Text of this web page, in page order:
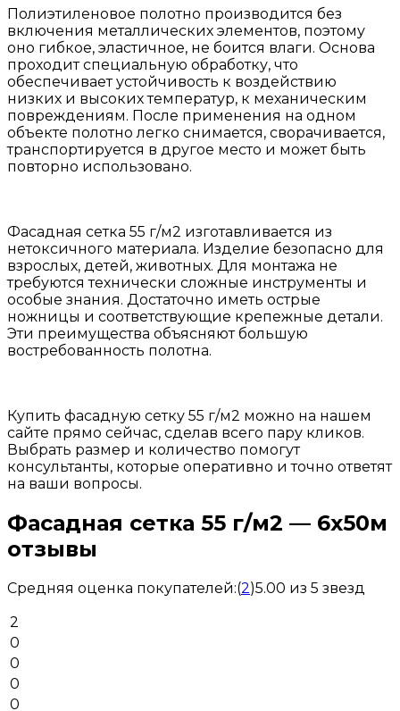
Полиэтиленовое полотно производится без
включения металлических элементов, поэтому
оно гибкое, эластичное, не боится влаги. Основа
проходит специальную обработку, что
обеспечивает устойчивость к воздействию
низких и высоких температур, к механическим
повреждениям. После применения на одном
объекте полотно легко снимается, сворачивается,
транспортируется в другое место и может быть
повторно использовано.
Фасадная сетка 55 г/м2 изготавливается из
нетоксичного материала. Изделие безопасно для
взрослых, детей, животных. Для монтажа не
требуются технически сложные инструменты и
особые знания. Достаточно иметь острые
ножницы и соответствующие крепежные детали.
Эти преимущества объясняют большую
востребованность полотна.
Купить фасадную сетку 55 г/м2 можно на нашем
сайте прямо сейчас, сделав всего пару кликов.
Выбрать размер и количество помогут
консультанты, которые оперативно и точно ответят
на ваши вопросы.
Фасадная сетка 55 г/м2 — 6х50м
отзывы
Средняя оценка покупателей:(2)5.00 из 5 звезд
2
0
0
0
0